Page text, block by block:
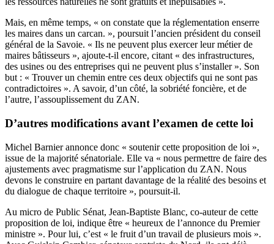
Mais, en même temps, « on constate que la réglementation enserre
les maires dans un carcan. », poursuit l’ancien président du conseil
général de la Savoie. « Ils ne peuvent plus exercer leur métier de
maires bâtisseurs », ajoute-t-il encore, citant « des infrastructures,
des usines ou des entreprises qui ne peuvent plus s’installer ». Son
but : « Trouver un chemin entre ces deux objectifs qui ne sont pas
contradictoires ». A savoir, d’un côté, la sobriété foncière, et de
l’autre, l’assouplissement du ZAN.
D’autres modifications avant l’examen de cette loi
Michel Barnier annonce donc « soutenir cette proposition de loi »,
issue de la majorité sénatoriale. Elle va « nous permettre de faire des
ajustements avec pragmatisme sur l’application du ZAN. Nous
devons le construire en partant davantage de la réalité des besoins et
du dialogue de chaque territoire », poursuit-il.
Au micro de Public Sénat, Jean-Baptiste Blanc, co-auteur de cette
proposition de loi, indique être « heureux de l’annonce du Premier
ministre ». Pour lui, c’est « le fruit d’un travail de plusieurs mois ».